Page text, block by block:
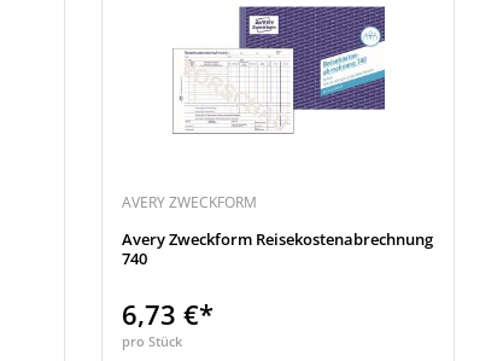
AVERY ZWECKFORM
Avery Zweckform Reisekostenabrechnung
740
6,73 €*
pro Stück